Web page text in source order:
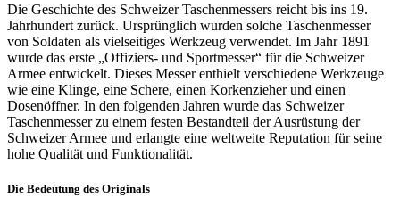
Die Geschichte des Schweizer Taschenmessers reicht bis ins 19.
Jahrhundert zurück. Ursprünglich wurden solche Taschenmesser
von Soldaten als vielseitiges Werkzeug verwendet. Im Jahr 1891
wurde das erste „Offiziers- und Sportmesser“ für die Schweizer
Armee entwickelt. Dieses Messer enthielt verschiedene Werkzeuge
wie eine Klinge, eine Schere, einen Korkenzieher und einen
Dosenöffner. In den folgenden Jahren wurde das Schweizer
Taschenmesser zu einem festen Bestandteil der Ausrüstung der
Schweizer Armee und erlangte eine weltweite Reputation für seine
hohe Qualität und Funktionalität.
Die Bedeutung des Originals